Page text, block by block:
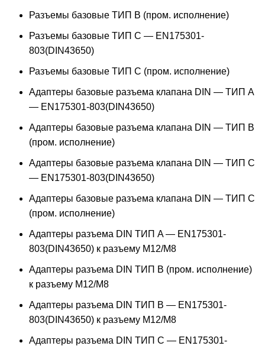
Разъемы базовые ТИП В (пром. исполнение)
Разъемы базовые ТИП C — EN175301-
803(DIN43650)
Разъемы базовые ТИП C (пром. исполнение)
Адаптеры базовые разъема клапана DIN — ТИП A
— EN175301-803(DIN43650)
Адаптеры базовые разъема клапана DIN — ТИП B
(пром. исполнение)
Адаптеры базовые разъема клапана DIN — ТИП C
— EN175301-803(DIN43650)
Адаптеры базовые разъема клапана DIN — ТИП C
(пром. исполнение)
Адаптеры разъема DIN ТИП A — EN175301-
803(DIN43650) к разъему M12/M8
Адаптеры разъема DIN ТИП B (пром. исполнение)
к разъему M12/M8
Адаптеры разъема DIN ТИП B — EN175301-
803(DIN43650) к разъему M12/M8
Адаптеры разъема DIN ТИП C — EN175301-